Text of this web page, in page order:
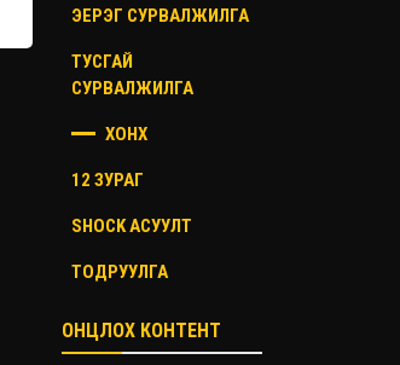
ЭЕРЭГ СУРВАЛЖИЛГА
ТУСГАЙ
СУРВАЛЖИЛГА
ХОНХ
12 ЗУРАГ
SHOCK АСУУЛТ
ТОДРУУЛГА
ОНЦЛОХ КОНТЕНТ